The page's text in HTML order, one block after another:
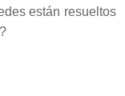
están resueltos